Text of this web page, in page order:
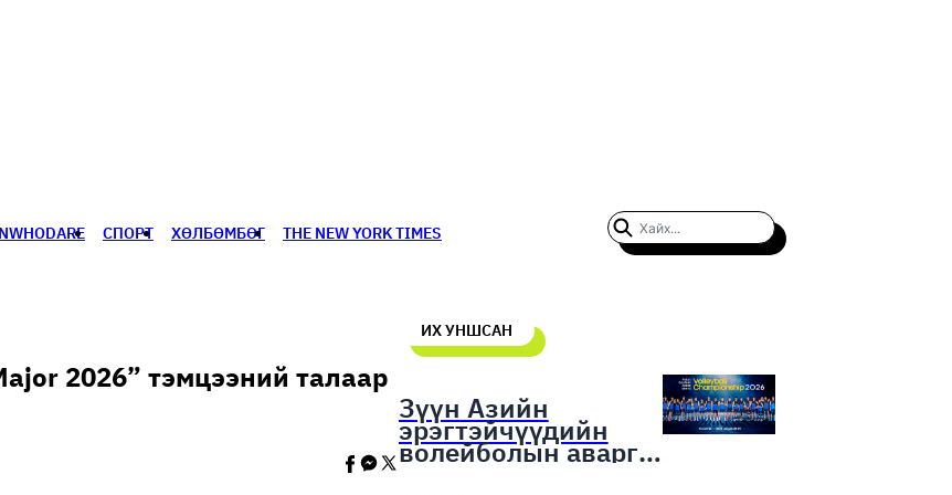
СПОРТ ХӨЛБӨМБӨГ THE NEW YORK TIMES
2026” тэмцээний талаар
ИХ УНШСАН
Зүүн Азийн
эрэгтэйчүүдийн
волейболын аварга
шалгаруулах